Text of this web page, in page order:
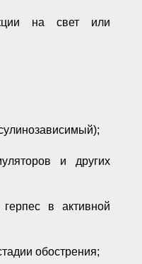
на свет или
и других
в активной
обострения;